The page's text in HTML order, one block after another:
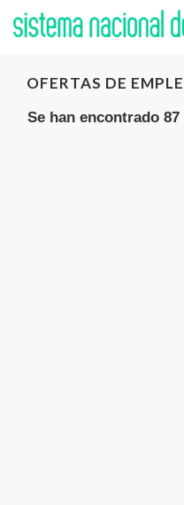
OFERTAS DE
Se han encontrado